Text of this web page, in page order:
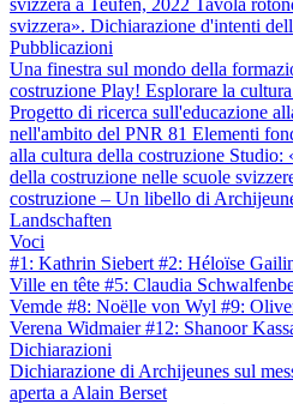
svizzera a Teufen, 2022 Tavola
svizzera». Dichiarazione d'intenti
Pubblicazioni
Una finestra sul mondo della
costruzione Play! Esplorare la
Progetto di ricerca sull'educazione
nell'ambito del PNR 81 Elementi
alla cultura della costruzione Studio:
della costruzione nelle scuole
costruzione – Un libello di
Landschaften
Voci
#1: Kathrin Siebert #2: Héloïse
Ville en tête #5: Claudia
Vemde #8: Noëlle von Wyl #9:
Verena Widmaier#12: Shanoor
Dichiarazioni
Dichiarazione di Archijeunes sul
aperta a Alain Berset